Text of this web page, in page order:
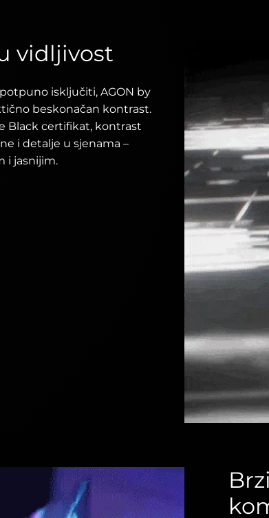
vidljivost
isključiti, AGON by
beskonačan kontrast.
Black certifikat, kontrast
i detalje u sjenama –
i jasnijim.